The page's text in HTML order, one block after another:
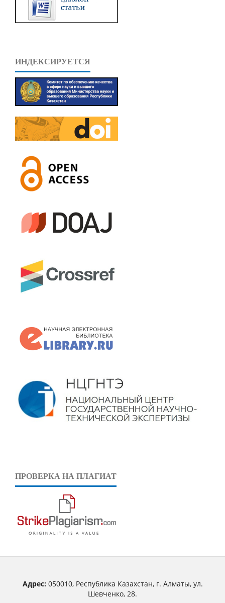
ИНДЕКСИРУЕТСЯ
ПРОВЕРКА НА ПЛАГИАТ
Адрес:050010, Республика Казахстан, г. Алматы, ул.
Шевченко, 28.